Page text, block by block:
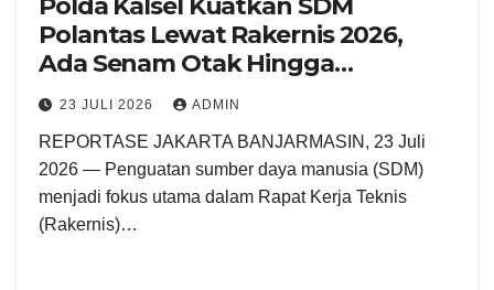
Polda Kalsel Kuatkan SDM
Polantas Lewat Rakernis 2026,
Ada Senam Otak Hingga
Hipnoterapi
23 JULI 2026 ADMIN
REPORTASE JAKARTA BANJARMASIN, 23 Juli
2026 — Penguatan sumber daya manusia (SDM)
menjadi fokus utama dalam Rapat Kerja Teknis
(Rakernis)…